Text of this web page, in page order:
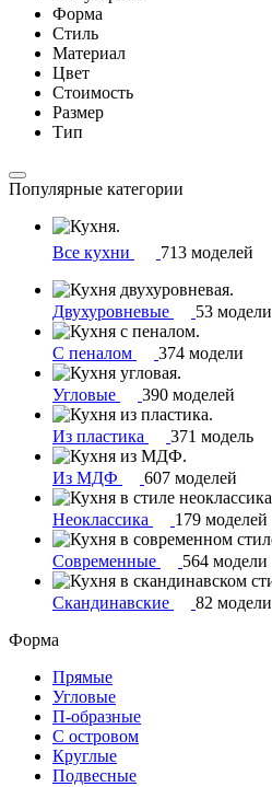
Форма
Стиль
Материал
Цвет
Стоимость
Размер
Тип
Популярные категории
Все кухни 713 моделей
Двухуровневые 53 модели
С пеналом 374 модели
Угловые 390 моделей
Из пластика 371 модель
Из МДФ 607 моделей
Неоклассика 179 моделей
Современные 564 модели
Скандинавские
82 модели
Форма
Прямые
Угловые
П-образные
С островом
Круглые
Подвесные